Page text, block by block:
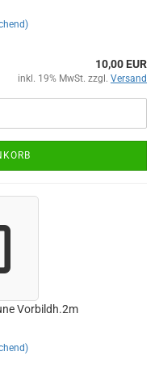
10,00 EUR
inkl. 19% MwSt. zzgl. Versand
Vorbildh.2m